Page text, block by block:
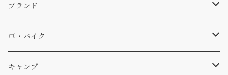
キャップ、ニット
ソックス
雑貨
ブランド
Db
サーフ
A-Frame
車・バイク
車外
キャンプ